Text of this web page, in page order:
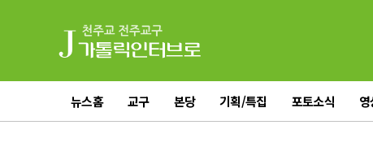
뉴스홈 교구 본당 기획/특집 포토소식